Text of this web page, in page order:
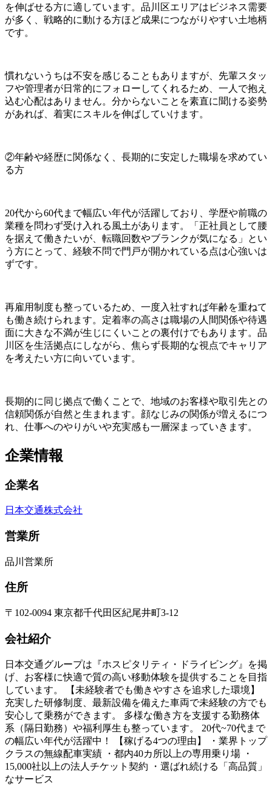
を伸ばせる方に適しています。品川区エリアはビジネス需要
が多く、戦略的に動ける方ほど成果につながりやすい土地柄
です。
慣れないうちは不安を感じることもありますが、先輩スタッ
フや管理者が日常的にフォローしてくれるため、一人で抱え
込む心配はありません。分からないことを素直に聞ける姿勢
があれば、着実にスキルを伸ばしていけます。
②年齢や経歴に関係なく、長期的に安定した職場を求めてい
る方
20代から60代まで幅広い年代が活躍しており、学歴や前職の
業種を問わず受け入れる風土があります。「正社員として腰
を据えて働きたいが、転職回数やブランクが気になる」とい
う方にとって、経験不問で門戸が開かれている点は心強いは
ずです。
再雇用制度も整っているため、一度入社すれば年齢を重ねて
も働き続けられます。定着率の高さは職場の人間関係や待遇
面に大きな不満が生じにくいことの裏付けでもあります。品
川区を生活拠点にしながら、焦らず長期的な視点でキャリア
を考えたい方に向いています。
長期的に同じ拠点で働くことで、地域のお客様や取引先との
信頼関係が自然と生まれます。顔なじみの関係が増えるにつ
れ、仕事へのやりがいや充実感も一層深まっていきます。
企業情報
企業名
日本交通株式会社
営業所
品川営業所
住所
〒102-0094 東京都千代田区紀尾井町3-12
会社紹介
日本交通グループは『ホスピタリティ・ドライビング』を掲
げ、お客様に快適で質の高い移動体験を提供することを目指
しています。 【未経験者でも働きやすさを追求した環境】
充実した研修制度、最新設備を備えた車両で未経験の方でも
安心して乗務ができます。 多様な働き方を支援する勤務体
系（隔日勤務）や福利厚生も整っています。 20代~70代まで
の幅広い年代が活躍中！ 【稼げる4つの理由】 ・業界トップ
クラスの無線配車実績 ・都内40カ所以上の専用乗り場 ・
15,000社以上の法人チケット契約 ・選ばれ続ける「高品質」
なサービス